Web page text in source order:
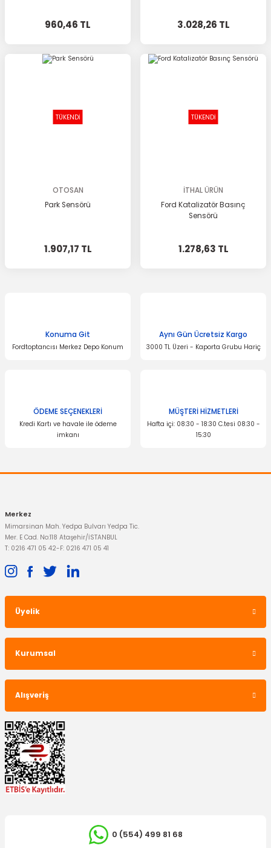
960,46 TL 3.028,26 TL
TÜKENDİ
OTOSAN
Park Sensörü
1.907,17 TL
TÜKENDİ
İTHAL ÜRÜN
Ford Katalizatör Basınç
Sensörü
1.278,63 TL
Konuma Git
Fordtoptancısı Merkez Depo Konum
Aynı Gün Ücretsiz Kargo
3000 TL Üzeri - Kaporta Grubu Hariç
ÖDEME SEÇENEKLERİ
Kredi Kartı ve havale ile ödeme
imkanı
MÜŞTERİ HİZMETLERİ
Hafta içi: 08:30 - 18:30 C.tesi 08:30 -
15:30
Merkez
Mimarsinan Mah. Yedpa Bulvarı Yedpa Tic.
Mer. E Cad. No:118 Ataşehir/İSTANBUL
T: 0216 471 05 42-F: 0216 471 05 41
Üyelik
Kurumsal
Alışveriş
0 (554) 499 81 68